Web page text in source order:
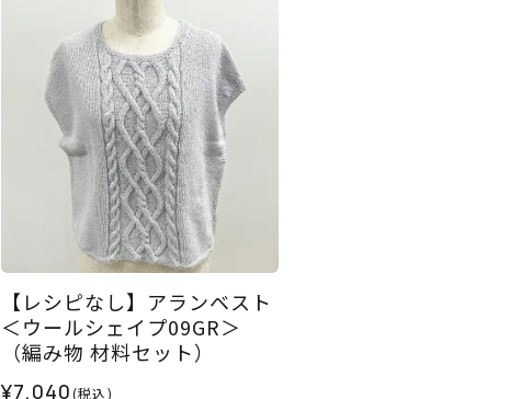
【レシピなし】アランベスト
＜ウールシェイプ09GR＞
（編み物 材料セット）
¥7,040(税込)